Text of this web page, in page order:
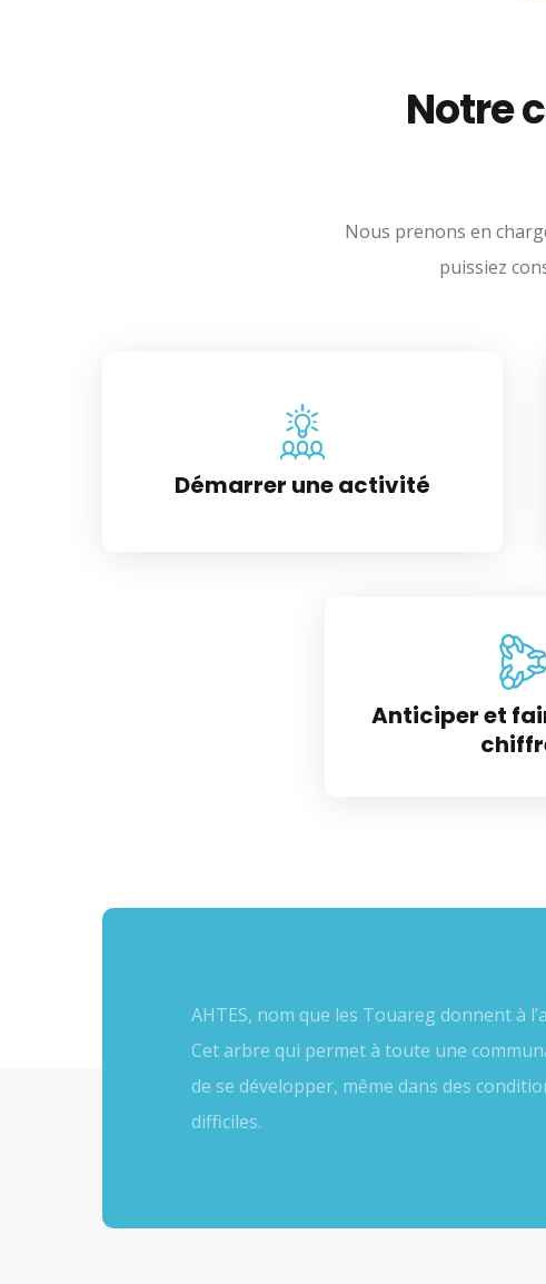
Notre
Nous prenons en
puissiez
Démarrer une activité
Anticiper et
AHTES, nom que les Touareg donnent à
Cet arbre qui permet à toute une
de se développer, même dans des
difficiles.